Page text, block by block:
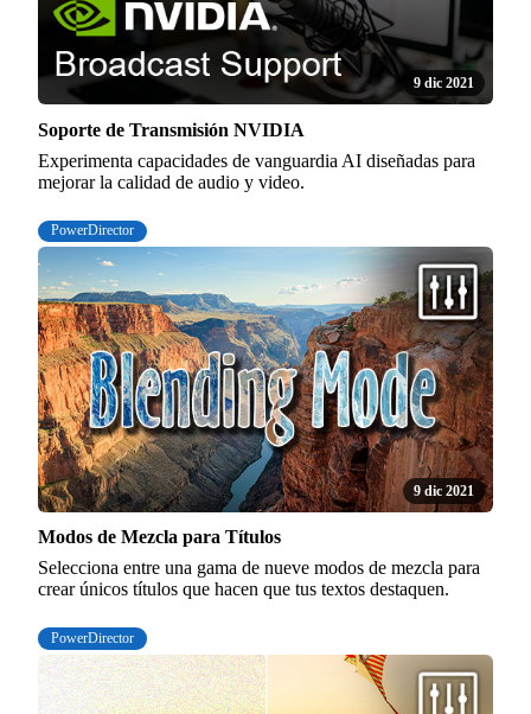
9 dic 2021
Soporte de Transmisión NVIDIA
Experimenta capacidades de vanguardia AI diseñadas para
mejorar la calidad de audio y video.
PowerDirector
9 dic 2021
Modos de Mezcla para Títulos
Selecciona entre una gama de nueve modos de mezcla para
crear únicos títulos que hacen que tus textos destaquen.
PowerDirector